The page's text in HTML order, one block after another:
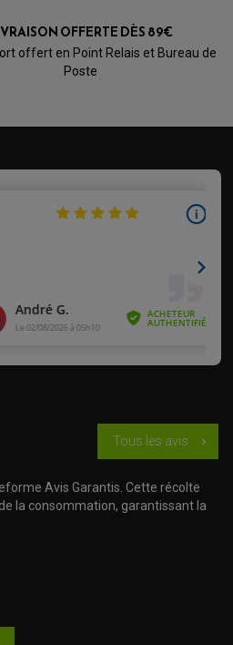
OFFERTE DÈS 89€
offert en Point Relais et Bureau de
Poste
Tous les avis chevron_right
Avis Garantis. Cette récolte
la consommation, garantissant la